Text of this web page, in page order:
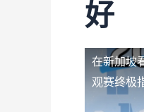
好
在新加坡
观赛终极